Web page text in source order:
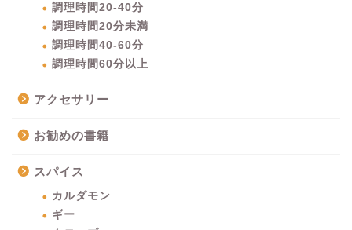
調理時間20-40分
調理時間20分未満
調理時間40-60分
調理時間60分以上
アクセサリー
お勧めの書籍
スパイス
カルダモン
ギー